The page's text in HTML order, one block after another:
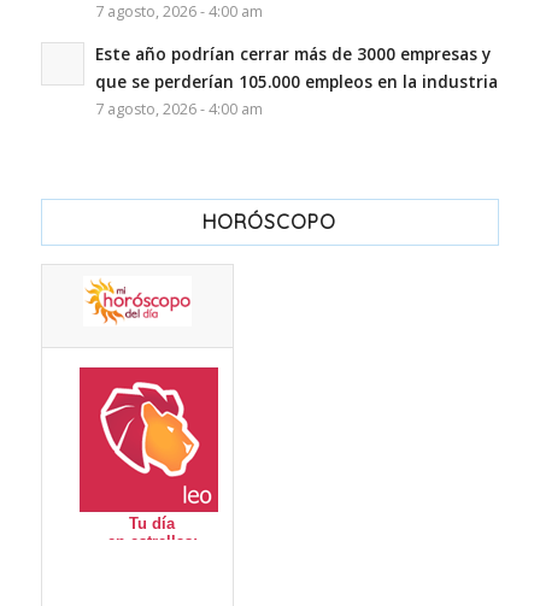
7 agosto, 2026 - 4:00 am
Este año podrían cerrar más de 3000 empresas y
que se perderían 105.000 empleos en la industria
7 agosto, 2026 - 4:00 am
HORÓSCOPO